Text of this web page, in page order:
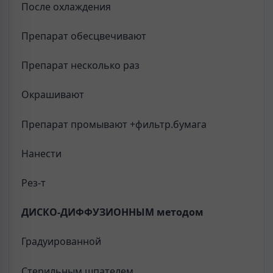
После охлаждения
Препарат обесцвечивают
Препарат несколько раз
Окрашивают
Препарат промывают +фильтр.бумага
Нанести
Рез-т
ДИСКО-ДИФФУЗИОННЫМ методом
Градуированной